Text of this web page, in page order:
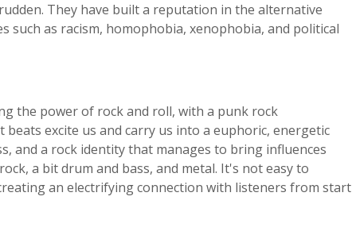
They have built a reputation in the alternative
as racism, homophobia, xenophobia, and political
the power of rock and roll, with a punk rock
excite us and carry us into a euphoric, energetic
and a rock identity that manages to bring influences
a bit drum and bass, and metal. It's not easy to
an electrifying connection with listeners from start